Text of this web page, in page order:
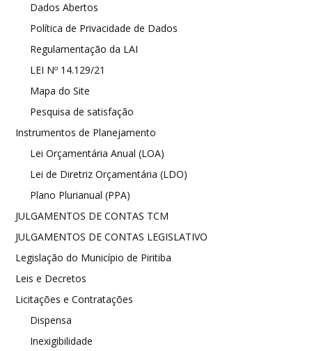
Dados Abertos
Política de Privacidade de Dados
Regulamentação da LAI
LEI Nº 14.129/21
Mapa do Site
Pesquisa de satisfação
Instrumentos de Planejamento
Lei Orçamentária Anual (LOA)
Lei de Diretriz Orçamentária (LDO)
Plano Plurianual (PPA)
JULGAMENTOS DE CONTAS TCM
JULGAMENTOS DE CONTAS LEGISLATIVO
Legislação do Município de Piritiba
Leis e Decretos
Licitações e Contratações
Dispensa
Inexigibilidade